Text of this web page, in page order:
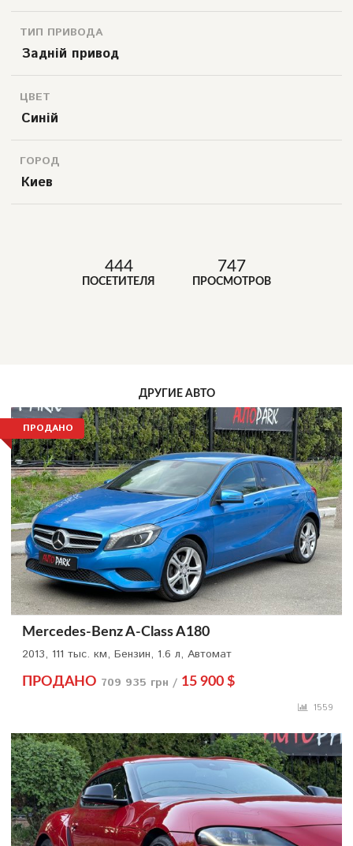
ТИП ПРИВОДА
Задній привод
ЦВЕТ
Синій
ГОРОД
Киев
444
ПОСЕТИТЕЛЯ
747
ПРОСМОТРОВ
ДРУГИЕ АВТО
ПРОДАНО
Mercedes-Benz A-Class A180
2013, 111 тыс. км, Бензин, 1.6 л, Автомат
ПРОДАНО 709 935 грн / 15 900 $
1559